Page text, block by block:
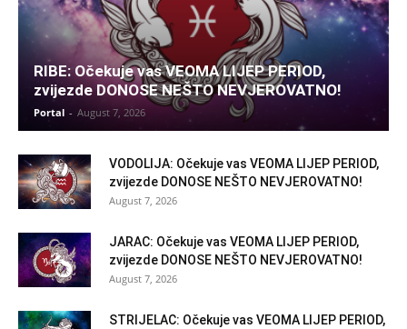
RIBE: Očekuje vas VEOMA LIJEP PERIOD,
zvijezde DONOSE NEŠTO NEVJEROVATNO!
Portal - August 7, 2026
VODOLIJA: Očekuje vas VEOMA LIJEP PERIOD,
zvijezde DONOSE NEŠTO NEVJEROVATNO!
August 7, 2026
JARAC: Očekuje vas VEOMA LIJEP PERIOD,
zvijezde DONOSE NEŠTO NEVJEROVATNO!
August 7, 2026
STRIJELAC: Očekuje vas VEOMA LIJEP PERIOD,